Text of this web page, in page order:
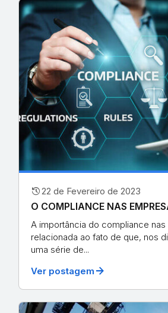
history22 de Fevereiro de 2023
O COMPLIANCE NAS
A importância do compliance
relacionada ao fato de que, nos
uma série de...
Ver postagem arrow_forward